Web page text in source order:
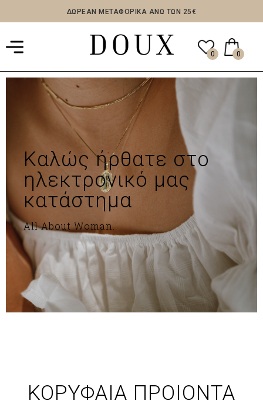
ΔΩΡΕΑΝ ΜΕΤΑΦΟΡΙΚΑ ΑΝΩ ΤΩΝ 25€
0 0
Καλώς ήρθατε στο
ηλεκτρονικό μας
κατάστημα
All About Woman.
ΚΟΡΥΦΑΙΑ ΠΡΟΙΟΝΤΑ